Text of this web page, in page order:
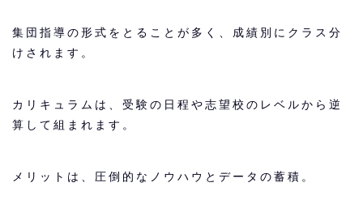
集団指導の形式をとることが多く、成績別にクラス分
けされます。
カリキュラムは、受験の日程や志望校のレベルから逆
算して組まれます。
メリットは、圧倒的なノウハウとデータの蓄積。